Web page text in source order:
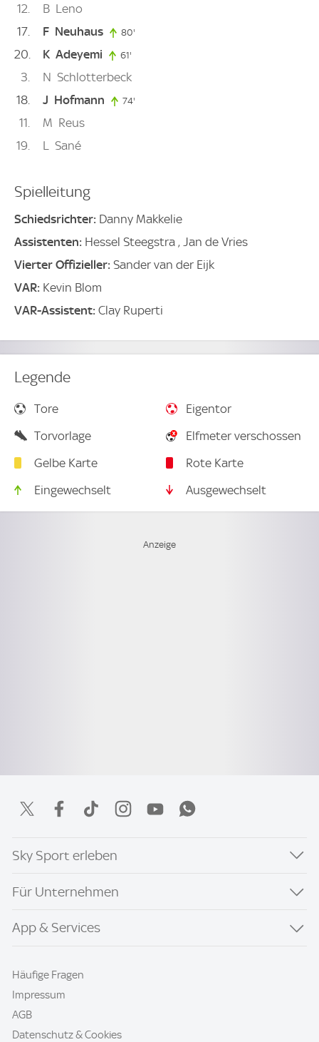
12
B Leno
17
F Neuhaus 80'
20 K Adeyemi 61'
3 N Schlotterbeck
18
J Hofmann 74'
11 M Reus
19
L Sané
Spielleitung
Schiedsrichter: Danny Makkelie
Assistenten: Hessel Steegstra , Jan de Vries
Vierter Offizieller: Sander van der Eijk
VAR: Kevin Blom
VAR-Assistent: Clay Ruperti
Legende
Tore
Eigentor
Torvorlage
Elfmeter verschossen
Gelbe Karte
Rote Karte
Eingewechselt
Ausgewechselt
Sky Sport erleben
Für Unternehmen
App & Services
Häufige Fragen
Impressum
AGB
Datenschutz & Cookies